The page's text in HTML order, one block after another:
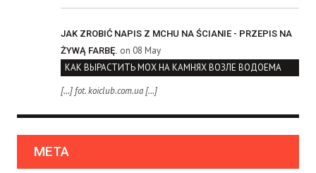
JAK ZROBIĆ NAPIS Z MCHU NA ŚCIANIE - PRZEPIS NA
ŻYWĄ FARBĘ. on 08 May
КАК ВЫРАСТИТЬ МОХ НА КАМНЯХ ВОЗЛЕ ВОДОЕМА
[…] fot. koiclub.com.ua […]
МЕТА